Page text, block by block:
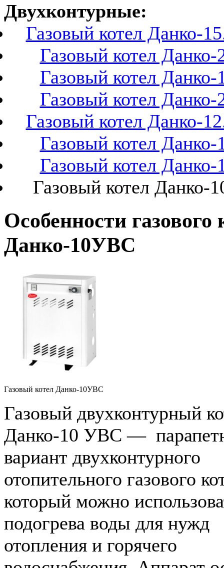
Двухконтурные:
Газовый котел Данко-
Газовый котел
Газовый котел
Газовый котел
Газовый котел Данко-
Газовый котел
Газовый котел
Газовый котел Данко-
Особенности газового
Данко-10УВС
Газовый котел Данко-10УВС
Газовый двухконтурный
Данко-10 УВС —
вариант двухконтурного
отопительного газового
который можно
подогрева воды для нужд
отопления и горячего